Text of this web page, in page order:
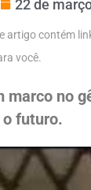
22 de
artigo contém
você.
marco no
o futuro.